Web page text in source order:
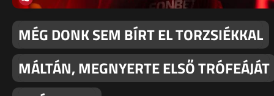
MÉG DONK SEM BÍRT EL TORZSIÉKKAL
MÁLTÁN, MEGNYERTE ELSŐ TRÓFEÁJÁT